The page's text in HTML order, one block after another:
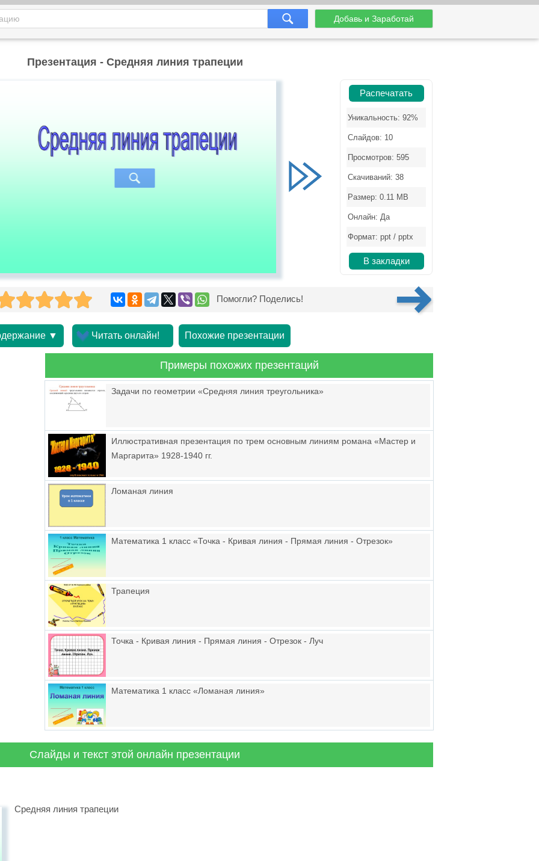
Добавь и Заработай
Презентация - Средняя линия трапеции
Распечатать
Уникальность: 92%
Слайдов: 10
Просмотров: 595
Скачиваний: 38
Размер: 0.11 MB
Онлайн: Да
Формат: ppt / pptx
В закладки
Помогли? Поделись!
▼ Читать онлайн! Похожие презентации
Примеры похожих презентаций
Задачи по геометрии «Средняя линия треугольника»
Иллюстративная презентация по трем основным линиям романа «Мастер и
Маргарита» 1928-1940 гг.
Ломаная линия
Математика 1 класс «Точка - Кривая линия - Прямая линия - Отрезок»
Трапеция
Точка - Кривая линия - Прямая линия - Отрезок - Луч
Математика 1 класс «Ломаная линия»
Слайды и текст этой онлайн презентации
Средняя линия трапеции